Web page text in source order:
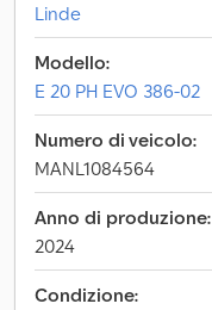
Linde
Modello:
E 20 PH EVO 386-02
Numero di veicolo:
MANL1084564
Anno di produzione:
2024
Condizione: